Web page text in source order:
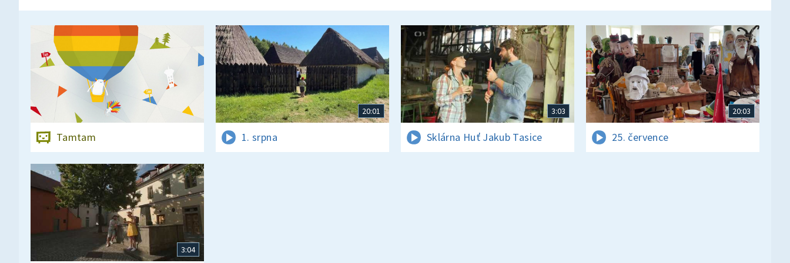
Tamtam
20:01
1. srpna
3:03
Sklárna Huť Jakub Tasice
20:03
25. července
3:04